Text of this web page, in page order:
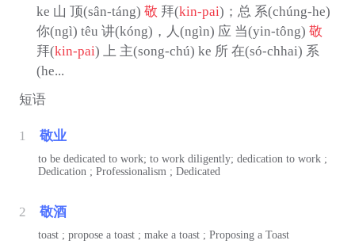
ke 山 顶(sân-táng) 敬 拜(kin-pai)；总 系(chúng-he)
你(ngì) têu 讲(kóng)，人(ngìn) 应 当(yin-tông) 敬
拜(kin-pai) 上 主(song-chú) ke 所 在(só-chhai) 系
(he...
短语
1 敬业
to be dedicated to work; to work diligently; dedication to work ;
Dedication ; Professionalism ; Dedicated
2 敬酒
toast ; propose a toast ; make a toast ; Proposing a Toast